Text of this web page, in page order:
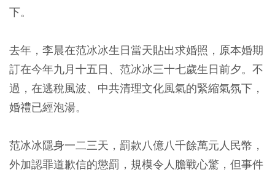
下。
去年，李晨在范冰冰生日當天貼出求婚照，原本婚期
訂在今年九月十五日、范冰冰三十七歲生日前夕。不
過，在逃稅風波、中共清理文化風氣的緊縮氣氛下，
婚禮已經泡湯。
范冰冰隱身一二三天，罰款八億八千餘萬元人民幣，
外加認罪道歉信的懲罰，規模令人膽戰心驚，但事件